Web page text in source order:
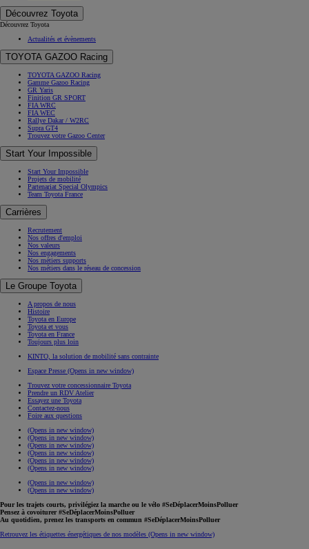
Découvrez Toyota
Découvrez Toyota
Actualités et évènements
TOYOTA GAZOO Racing
TOYOTA GAZOO Racing
Gamme Gazoo Racing
GR Yaris
Finition GR SPORT
FIA WRC
FIA WEC
Rallye Dakar / W2RC
Supra GT4
Trouvez votre Gazoo Center
Start Your Impossible
Start Your Impossible
Projets de mobilité
Partenariat Special Olympics
Team Toyota France
Carrières
Recrutement
Nos offres d'emploi
Nos valeurs
Nos engagements
Nos métiers supports
Nos métiers dans le réseau de concession
Le Groupe Toyota
A propos de nous
Histoire
Toyota en Europe
Toyota et vous
Toyota en France
Toujours plus loin
KINTO, la solution de mobilité sans contrainte
Espace Presse (Opens in new window)
Trouvez votre concessionnaire Toyota
Prendre un RDV Atelier
Essayez une Toyota
Contactez-nous
Foire aux questions
(Opens in new window)
(Opens in new window)
(Opens in new window)
(Opens in new window)
(Opens in new window)
(Opens in new window)
(Opens in new window)
(Opens in new window)
Pour les trajets courts, privilégiez la marche ou le vélo #SeDéplacerMoinsPolluer
Pensez à covoiturer #SeDéplacerMoinsPolluer
Au quotidien, prenez les transports en commun #SeDéplacerMoinsPolluer
Retrouvez les étiquettes énergétiques de nos modèles (Opens in new window)